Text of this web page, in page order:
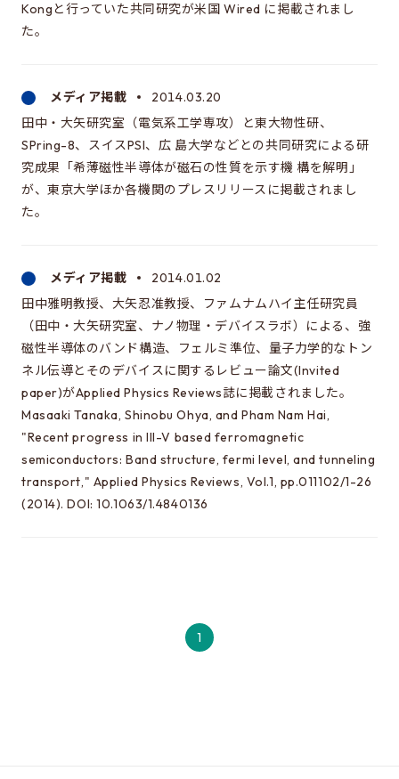
Kongと行っていた共同研究が米国 Wired に掲載されまし
た。
メディア掲載
2014.03.20
田中・大矢研究室（電気系工学専攻）と東大物性研、
SPring-8、スイスPSI、広 島大学などとの共同研究による研
究成果「希薄磁性半導体が磁石の性質を示す機 構を解明」
が、東京大学ほか各機関のプレスリリースに掲載されまし
た。
メディア掲載
2014.01.02
田中雅明教授、大矢忍准教授、ファムナムハイ主任研究員
（田中・大矢研究室、ナノ物理・デバイスラボ）による、強
磁性半導体のバンド構造、フェルミ準位、量子力学的なトン
ネル伝導とそのデバイスに関するレビュー論文(Invited
paper)がApplied Physics Reviews誌に掲載されました。
Masaaki Tanaka, Shinobu Ohya, and Pham Nam Hai,
"Recent progress in III-V based ferromagnetic
semiconductors: Band structure, fermi level, and tunneling
transport," Applied Physics Reviews, Vol.1, pp.011102/1-26
(2014). DOI: 10.1063/1.4840136
1